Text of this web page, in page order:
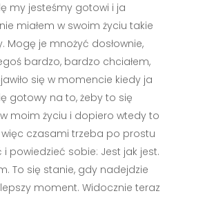
my jesteśmy gotowi i ja
miałem w swoim życiu takie
Mogę je mnożyć dosłownie,
bardzo, bardzo chciałem,
się w momencie kiedy ja
gotowy na to, żeby to się
w moim życiu i dopiero wtedy to
więc czasami trzeba po prostu
powiedzieć sobie: Jest jak jest.
To się stanie, gdy nadejdzie
moment. Widocznie teraz